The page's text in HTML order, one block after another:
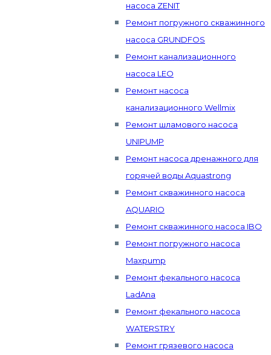
насоса ZENIT
Ремонт погружного скважинного
насоса GRUNDFOS
Ремонт канализационного
насоса LEO
Ремонт насоса
канализационного Wellmix
Ремонт шламового насоса
UNIPUMP
Ремонт насоса дренажного для
горячей воды Aquastrong
Ремонт скважинного насоса
AQUARIO
Ремонт скважинного насоса IBO
Ремонт погружного насоса
Maxpump
Ремонт фекального насоса
LadAna
Ремонт фекального насоса
WATERSTRY
Ремонт грязевого насоса